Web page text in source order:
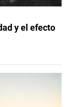
y el efecto